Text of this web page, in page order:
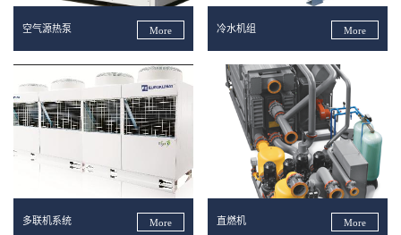
空气源热泵 More 冷水机组 More
多联机系统 More 直燃机 More